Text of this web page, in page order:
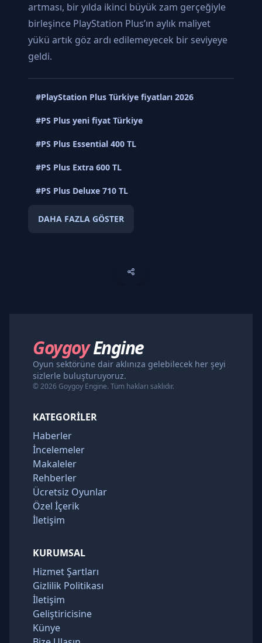
artması, bir yılda ikinci büyük zam gerçeğiyle
birleşince PlayStation Plus’ın aylık maliyet
yükü artık göz ardı edilemeyecek bir seviyeye
geldi.
#PlayStation Plus Türkiye fiyatları 2026
#PS Plus yeni fiyat Türkiye
#PS Plus Essential 400 TL
#PS Plus Extra 600 TL
#PS Plus Deluxe 710 TL
DAHA FAZLA GÖSTER
GoygoyEngine
Oyun sektörüne dair aklınıza gelebilecek her şeyi
sizlerle buluşturuyoruz.
© 2026 Goygoy Engine. Tüm hakları saklıdır.
KATEGORILER
Haberler
İncelemeler
Makaleler
Rehberler
Ücretsiz Oyunlar
Özel İçerik
İletişim
KURUMSAL
Hizmet Şartları
Gizlilik Politikası
İletişim
Geliştiricisine
Künye